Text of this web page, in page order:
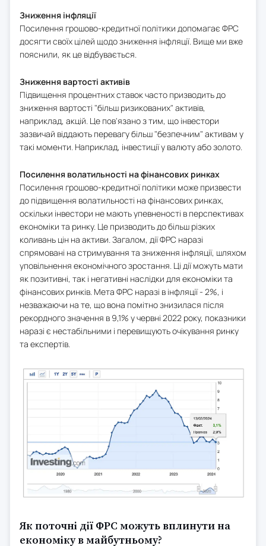
Зниження інфляції
Посилення грошово-кредитної політики допомагає ФРС
досягти своїх цілей щодо зниження інфляції. Вище ми вже
пояснили, як це відбувається.
Зниження вартості активів
Підвищення процентних ставок часто призводить до
зниження вартості "більш ризикованих" активів,
наприклад, акцій. Це пов'язано з тим, що інвестори
зазвичай віддають перевагу більш "безпечним" активам у
такі моменти. Наприклад, інвестиції у валюту або золото.
Посилення волатильності на фінансових ринках
Посилення грошово-кредитної політики може призвести
до підвищення волатильності на фінансових ринках,
оскільки інвестори не мають упевненості в перспективах
економіки та ринку. Це призводить до більш різких
коливань цін на активи. Загалом, дії ФРС наразі
спрямовані на стримування та зниження інфляції, шляхом
уповільнення економічного зростання. Ці дії можуть мати
як позитивні, так і негативні наслідки для економіки та
фінансових ринків. Мета ФРС наразі в інфляції - 2%, і
незважаючи на те, що вона помітно знизилася після
рекордного значення в 9,1% у червні 2022 року, показники
наразі є нестабільними і перевищують очікування ринку
та експертів.
Як поточні дії ФРС можуть вплинути на
економіку в майбутньому?